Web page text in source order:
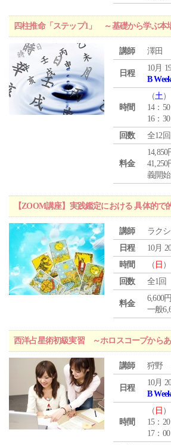
四柱推命「ステップ1」 ～基礎から学ぶ本
講師 澤田
日程
10月
B
時間
（土）
14：
16：
回数
全12回
料金
義開始
【ZOOM講座】実践鑑定における 具体的で
講師
ラク
日程
10月
時間
（ 日
回数
全1回
料金
6,600円
一般
西洋占星術初級実習 ～ホロスコープから
講師 狩野
日程
10月
B
時間
（ 日 ）
15：
17：